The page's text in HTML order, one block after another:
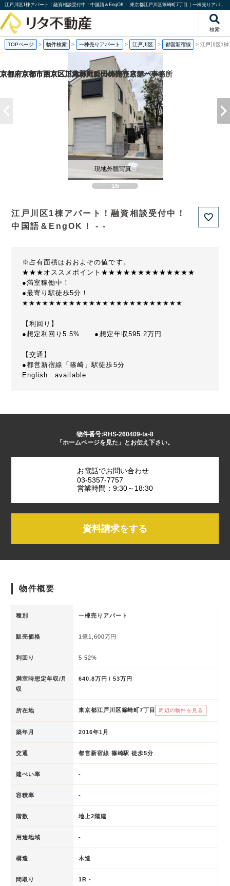
江戸川区1棟アパート！融資相談受付中！中国語＆EngOK！ 東京都江戸川区篠崎町7丁目｜一棟売りアパート｜投資物件や収益物件｜株式会社リタ不動産
検索
TOPページ > 物件検索 > 一棟売りアパート > 江戸川区 > 都営新宿線 > 江戸川区1
1/5
現地外観写真 -
江戸川区1棟アパート！融資相談受付中！
中国語＆EngOK！ - -
※占有面積はおおよその値です。
★★★オススメポイント★★★★★★★★★★★★★
●満室稼働中！
●最寄り駅徒歩5分！
★★★★★★★★★★★★★★★★★★★★★★★★
【利回り】
●想定利回り5.5% ●想定年収595.2万円
【交通】
●都営新宿線「篠崎」駅徒歩5分
English available
物件番号:RHS-260409-ta-8
「ホームページを見た」とお伝え下さい。
お電話でお問い合わせ
03-5357-7757
営業時間：9:30～18:30
資料請求をする
物件概要
種別 一棟売りアパート
販売価格 1億1,600万円
利回り 5.52%
満室時想定年収/月
収
640.8万円 / 53万円
所在地 東京都江戸川区篠崎町7丁目 周辺の物件を見る
築年月 2016年1月
交通 都営新宿線 篠崎駅 徒歩5分
建ぺい率 -
容積率 -
階数 地上2階建
用途地域 -
構造 木造
間取り 1R -
京都府京都市西京区下津林六反田の売り店舗・事務所
京都府京都市西京区川島野田町の一棟売りアパート
京都府京都市西京区下津林六反田の
京都府京都市下京区二人司町の一棟売りアパート